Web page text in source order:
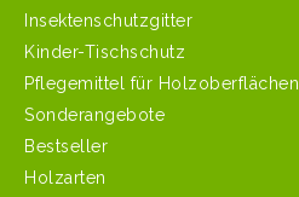
Insektenschutzgitter
Kinder-Tischschutz
Pflegemittel für Holzoberflächen
Sonderangebote
Bestseller
Holzarten